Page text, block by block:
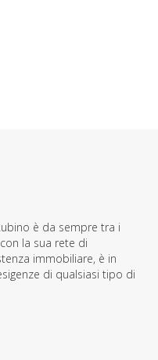
è da sempre tra i
la sua rete di
immobiliare, è in
di qualsiasi tipo di